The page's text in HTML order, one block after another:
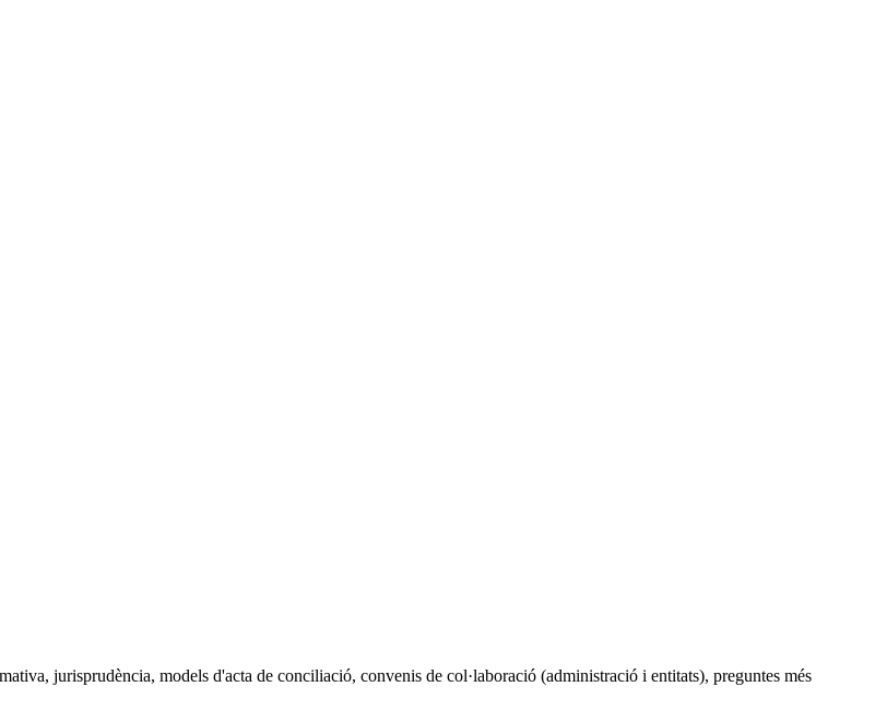
jurisprudència, models d'acta de conciliació, convenis de col·laboració (administració i entitats), preguntes més